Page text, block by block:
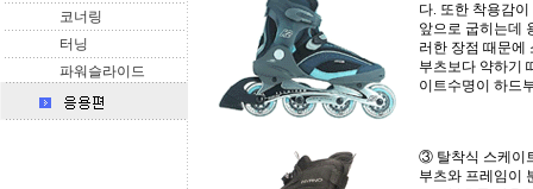
코너링
터닝
파워슬라이드
다. 또한 착용감
앞으로 굽히는데
러한 장점 때문에
부츠보다 약하기
이트수명이 하드
③ 탈착식 스케이
부츠와 프레임이